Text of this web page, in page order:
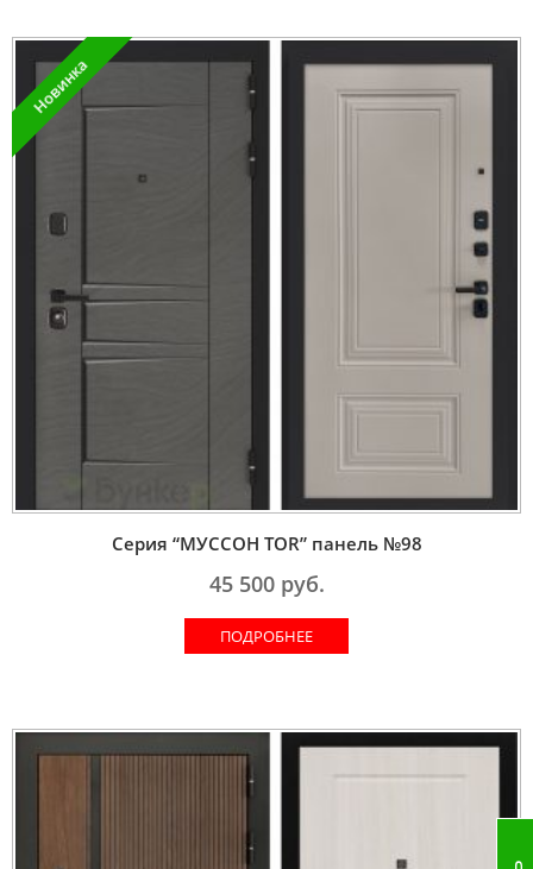
Новинка
Серия “МУССОН TOR” панель №98
45 500руб.
ПОДРОБНЕЕ